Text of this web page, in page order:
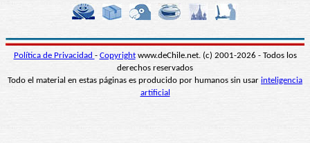
Política de Privacidad - Copyrightwww.deChile.net. (c) 2001-2026 - Todos los
derechos reservados
Todo el material en estas páginas es producido por humanos sin usar inteligencia
artificial